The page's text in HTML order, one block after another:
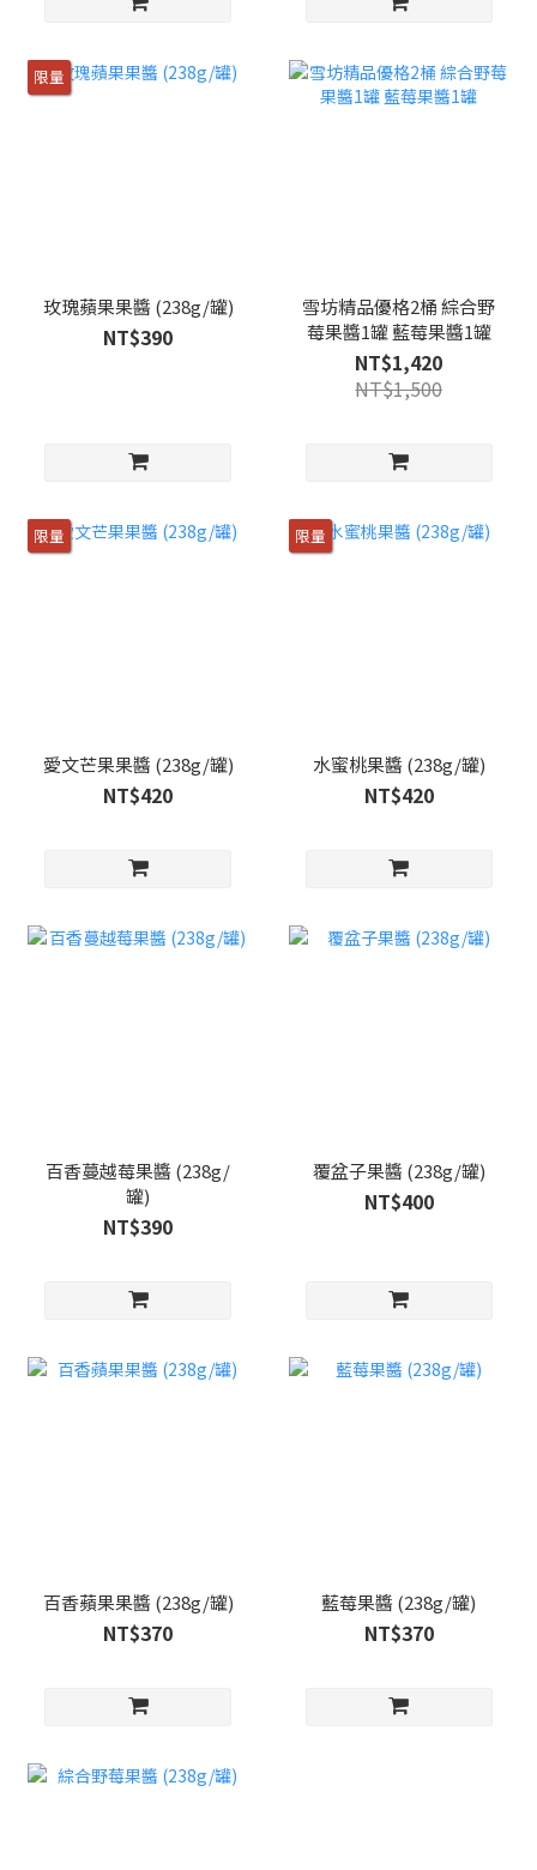
限量
玫瑰蘋果果醬 (238g/罐)
NT$390
雪坊精品優格2桶 綜合野
莓果醬1罐 藍莓果醬1罐
NT$1,420
NT$1,500
限量
愛文芒果果醬 (238g/罐)
NT$420
限量
水蜜桃果醬 (238g/罐)
NT$420
百香蔓越莓果醬 (238g/
罐)
NT$390
覆盆子果醬 (238g/罐)
NT$400
百香蘋果果醬 (238g/罐)
NT$370
藍莓果醬 (238g/罐)
NT$370